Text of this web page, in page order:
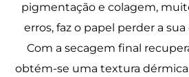
pigmentação e colagem,
erros, faz o papel perder a
Com a secagem final
obtém-se uma textura